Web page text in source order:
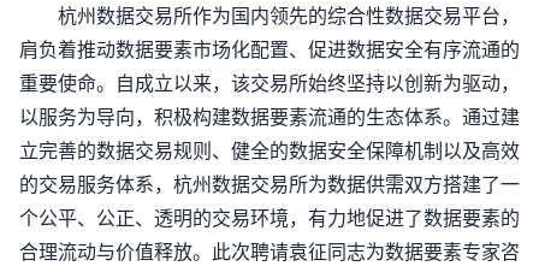
杭州数据交易所作为国内领先的综合性数据交易平台，
肩负着推动数据要素市场化配置、促进数据安全有序流通的
重要使命。自成立以来，该交易所始终坚持以创新为驱动，
以服务为导向，积极构建数据要素流通的生态体系。通过建
立完善的数据交易规则、健全的数据安全保障机制以及高效
的交易服务体系，杭州数据交易所为数据供需双方搭建了一
个公平、公正、透明的交易环境，有力地促进了数据要素的
合理流动与价值释放。此次聘请袁征同志为数据要素专家咨